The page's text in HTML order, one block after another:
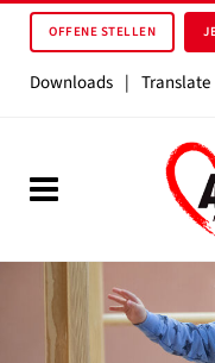
OFFENE STELLEN
Downloads | Translate